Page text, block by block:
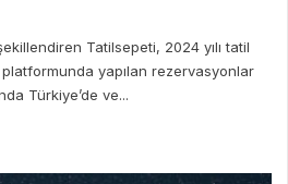
Tatilsepeti, 2024 yılı tatil
platformunda yapılan rezervasyonlar
Türkiye’de ve...